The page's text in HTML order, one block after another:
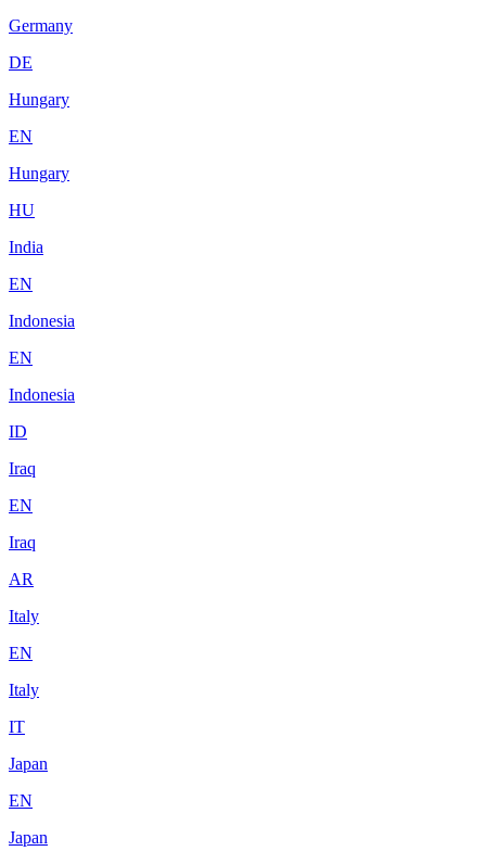
Germany
DE
Hungary
EN
Hungary
HU
India
EN
Indonesia
EN
Indonesia
ID
Iraq
EN
Iraq
AR
Italy
EN
Italy
IT
Japan
EN
Japan